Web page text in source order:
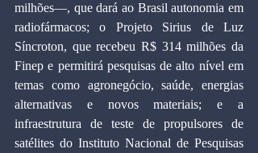
milhões—, que dará ao Brasil autonomia em
radiofármacos; o Projeto Sirius de Luz
Síncroton, que recebeu R$ 314 milhões da
Finep e permitirá pesquisas de alto nível em
temas como agronegócio, saúde, energias
alternativas e novos materiais; e a
infraestrutura de teste de propulsores de
satélites do Instituto Nacional de Pesquisas